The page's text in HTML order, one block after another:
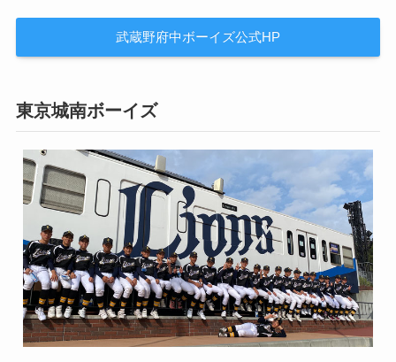
武蔵野府中ボーイズ公式HP
東京城南ボーイズ